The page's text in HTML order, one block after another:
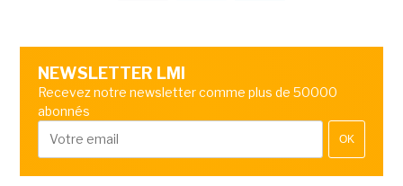
NEWSLETTER LMI
Recevez notre newsletter comme plus de 50000
abonnés
OK